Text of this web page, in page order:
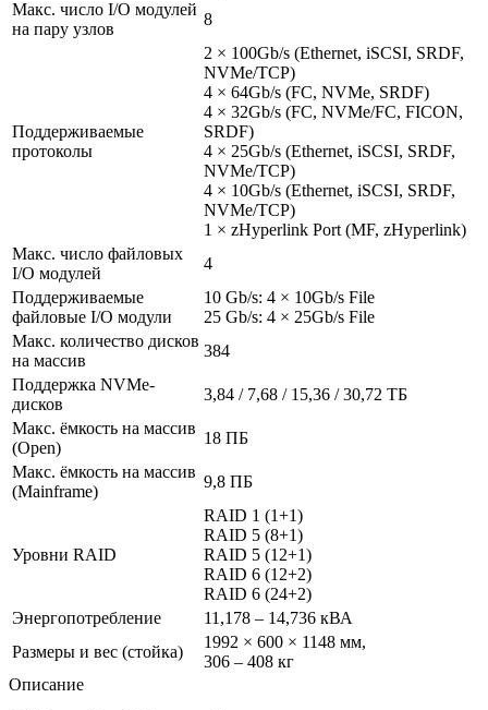
Макс. число I/O модулей
на пару узлов
8
Поддерживаемые
протоколы
2 × 100Gb/s (Ethernet, iSCSI, SRDF,
NVMe/TCP)
4 × 64Gb/s (FC, NVMe, SRDF)
4 × 32Gb/s (FC, NVMe/FC, FICON,
SRDF)
4 × 25Gb/s (Ethernet, iSCSI, SRDF,
NVMe/TCP)
4 × 10Gb/s (Ethernet, iSCSI, SRDF,
NVMe/TCP)
1 × zHyperlink Port (MF, zHyperlink)
Макс. число файловых
I/O модулей
4
Поддерживаемые
файловые I/O модули
10 Gb/s: 4 × 10Gb/s File
25 Gb/s: 4 × 25Gb/s File
Макс. количество дисков
на массив
384
Поддержка NVMe-
дисков
3,84 / 7,68 / 15,36 / 30,72 ТБ
Макс. ёмкость на массив
(Open)
18 ПБ
Макс. ёмкость на массив
(Mainframe)
9,8 ПБ
Уровни RAID
RAID 1 (1+1)
RAID 5 (8+1)
RAID 5 (12+1)
RAID 6 (12+2)
RAID 6 (24+2)
Энергопотребление
11,178 – 14,736 кВА
Размеры и вес (стойка)
1992 × 600 × 1148 мм,
306 – 408 кг
Описание